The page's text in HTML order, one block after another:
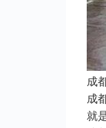
成
成
就